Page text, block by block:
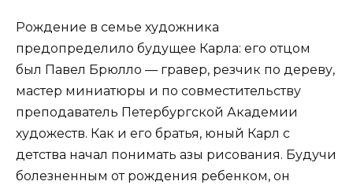
Рождение в семье художника
предопределило будущее Карла: его отцом
был Павел Брюлло — гравер, резчик по дереву,
мастер миниатюры и по совместительству
преподаватель Петербургской Академии
художеств. Как и его братья, юный Карл с
детства начал понимать азы рисования. Будучи
болезненным от рождения ребенком, он